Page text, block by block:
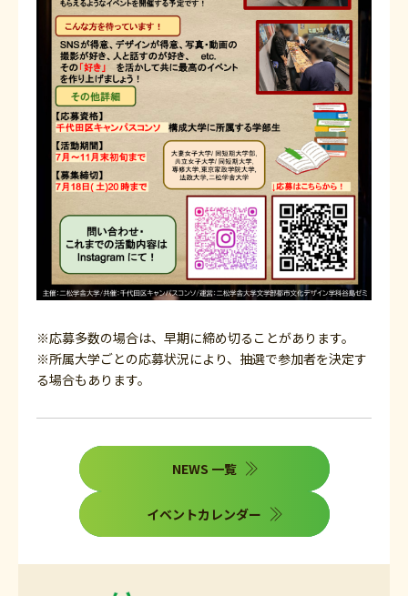
※応募多数の場合は、早期に締め切ることがあります。
※所属大学ごとの応募状況により、抽選で参加者を決定す
る場合もあります。
NEWS 一覧
イベントカレンダー